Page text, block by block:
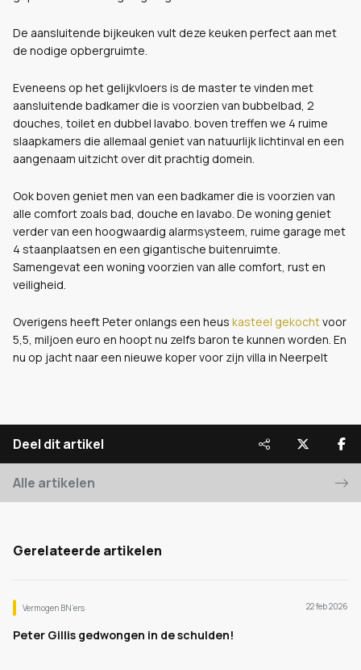
De aansluitende bijkeuken vult deze keuken perfect aan met
de nodige opbergruimte.
Eveneens op het gelijkvloers is de master te vinden met
aansluitende badkamer die is voorzien van bubbelbad, 2
douches, toilet en dubbel lavabo. boven treffen we 4 ruime
slaapkamers die allemaal geniet van natuurlijk lichtinval en een
aangenaam uitzicht over dit prachtig domein.
Ook boven geniet men van een badkamer die is voorzien van
alle comfort zoals bad, douche en lavabo. De woning geniet
verder van een hoogwaardig alarmsysteem, ruime garage met
4 staanplaatsen en een gigantische buitenruimte.
Samengevat een woning voorzien van alle comfort, rust en
veiligheid.
Overigens heeft Peter onlangs een heus kasteel gekochtvoor
5,5, miljoen euro en hoopt nu zelfs baron te kunnen worden. En
nu op jacht naar een nieuwe koper voor zijn villa in Neerpelt
Deel dit artikel
Alle artikelen
Gerelateerde artikelen
Vermogen BN’ers 22 feb 2026
Peter Gillis gedwongen in de schulden!